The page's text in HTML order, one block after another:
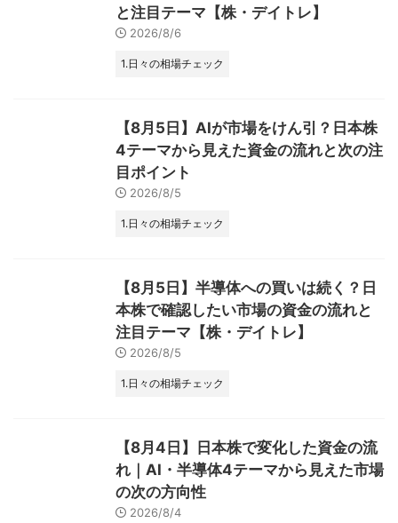
と注目テーマ【株・デイトレ】
2026/8/6
1.日々の相場チェック
【8月5日】AIが市場をけん引？日本株
4テーマから見えた資金の流れと次の注
目ポイント
2026/8/5
1.日々の相場チェック
【8月5日】半導体への買いは続く？日
本株で確認したい市場の資金の流れと
注目テーマ【株・デイトレ】
2026/8/5
1.日々の相場チェック
【8月4日】日本株で変化した資金の流
れ｜AI・半導体4テーマから見えた市場
の次の方向性
2026/8/4